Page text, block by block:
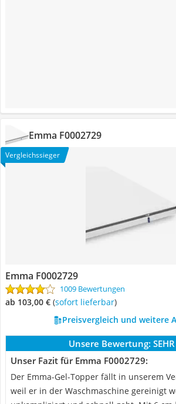
Emma F0002729
Vergleichssieger
Emma F0002729
1009 Bewertungen
ab 103,00 € ( Sofort lieferbar)
Preisvergleich und weitere
Unsere Bewertung:
Unser Fazit für Emma F0002729:
Der Emma-Gel-Topper fällt in unserem
weil er in der Waschmaschine gereinigt